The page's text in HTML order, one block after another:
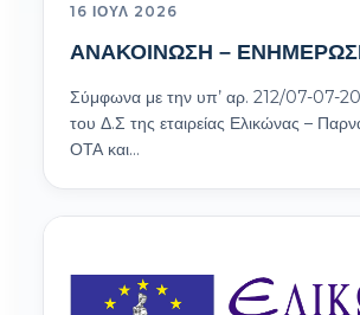
16 ΙΟΎΛ 2026
ΑΝΑΚΟΙΝΩΣΗ –
Σύμφωνα με την υπ’ αρ. 212/07-07-
του Δ.Σ της εταιρείας Ελικώνας –
ΟΤΑ και…